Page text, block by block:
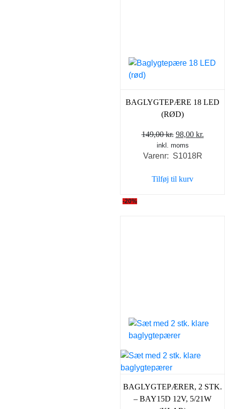
BAGLYGTEPÆRE 18 LED
(RØD)
149,00kr. Den
oprindelige
pris
149,00 kr..
98,00 kr.
inkl. moms
Varenr: S1018R
Tilføj til kurv
-20%
BAGLYGTEPÆRER, 2 STK.
– BAY15D 12V, 5/21W